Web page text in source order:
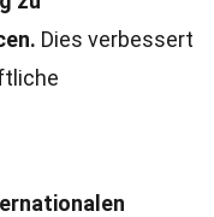
Dies verbessert